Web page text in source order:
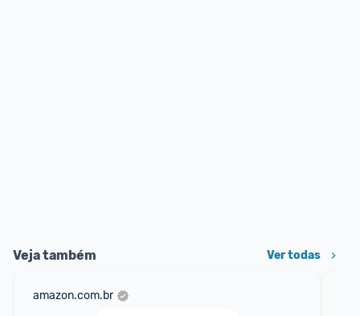
Veja também Ver todas
amazon.com.br